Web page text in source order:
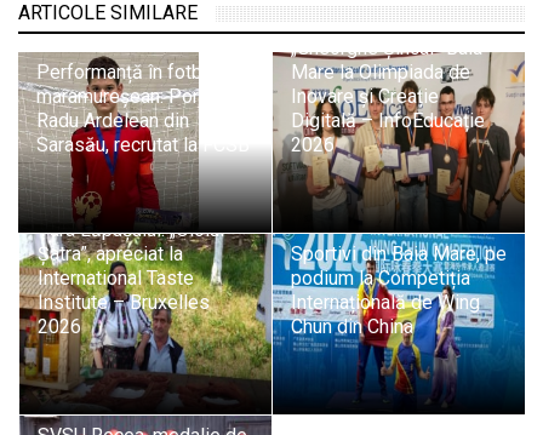
ARTICOLE SIMILARE
Performanță în fotbalul
maramureșean: Portarul
Radu Ardelean din
Sarasău, recrutat la FCSB
elevii Colegiului
„Gheorghe Șincai” Baia
Mare la Olimpiada de
Inovare și Creație
Digitală – InfoEducație
2026
Tradiție și pasiune din
Țara Lăpușului: „Oloiul
Șatra”, apreciat la
International Taste
Institute – Bruxelles
2026
Sportivi din Baia Mare, pe
podium la Competiția
Internațională de Wing
Chun din China